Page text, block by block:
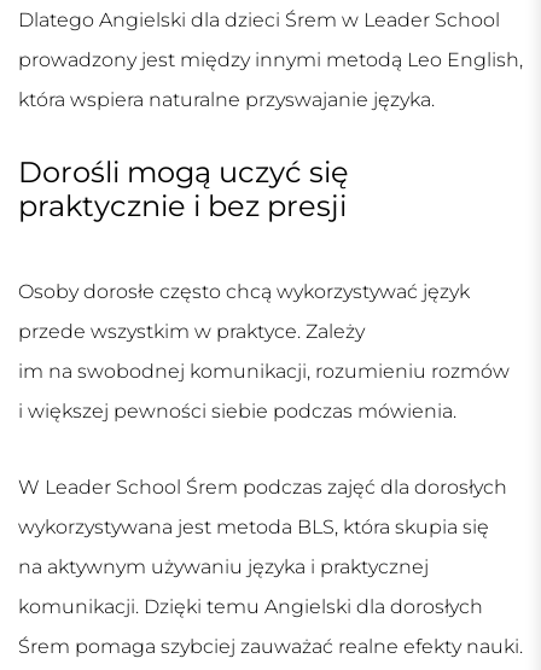
Dlatego Angielski dla dzieci Śrem w Leader School
prowadzony jest między innymi metodą Leo English,
która wspiera naturalne przyswajanie języka.
Dorośli mogą uczyć się
praktycznie i bez presji
Osoby dorosłe często chcą wykorzystywać język
przede wszystkim w praktyce. Zależy
im na swobodnej komunikacji, rozumieniu rozmów
i większej pewności siebie podczas mówienia.
W Leader School Śrem podczas zajęć dla dorosłych
wykorzystywana jest metoda BLS, która skupia się
na aktywnym używaniu języka i praktycznej
komunikacji. Dzięki temu Angielski dla dorosłych
Śrem pomaga szybciej zauważać realne efekty nauki.